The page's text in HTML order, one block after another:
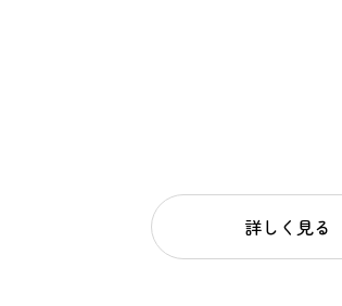
詳しく見る